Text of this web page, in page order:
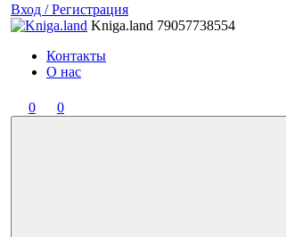
Вход / Регистрация
Kniga.land 79057738554
Контакты
О нас
0 0